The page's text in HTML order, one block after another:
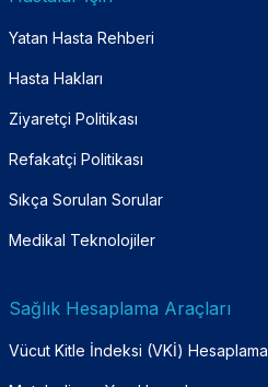
Yatan Hasta Rehberi
Hasta Hakları
Ziyaretçi Politikası
Refakatçi Politikası
Sıkça Sorulan Sorular
Medikal Teknolojiler
Sağlık Hesaplama Araçları
Vücut Kitle İndeksi (VKİ) Hesaplama